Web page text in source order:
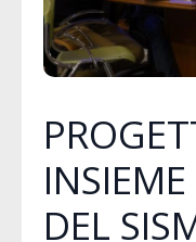
INSIEME
DEL